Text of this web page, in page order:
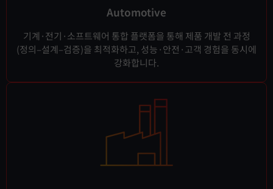
Automotive
기계·전기·소프트웨어 통합 플랫폼을 통해 제품 개발 전 과정
(정의–설계–검증)을 최적화하고, 성능·안전·고객 경험을 동시에
강화합니다.